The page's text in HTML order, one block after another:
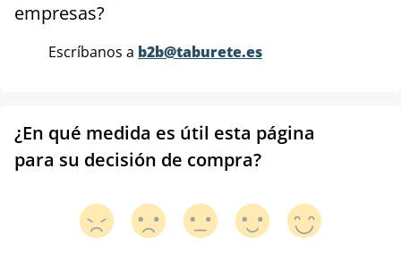
empresas?
Escríbanos a b2b@taburete.es
¿En qué medida es útil esta página
para su decisión de compra?